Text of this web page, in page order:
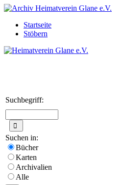
Startseite
Stöbern
Suchbegriff:
Suchen in:
Bücher
Karten
Archivalien
Alle